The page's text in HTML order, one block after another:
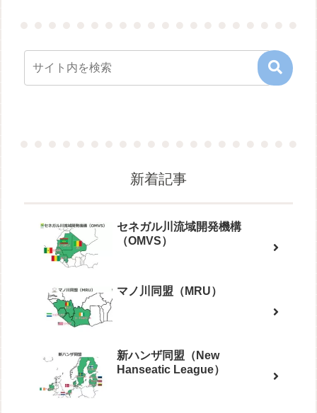
新着記事
セネガル川流域開発機構
（OMVS）
マノ川同盟（MRU）
新ハンザ同盟（New
Hanseatic League）